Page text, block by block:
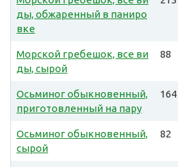
ды, обжаренный в паниро
вке
Морской гребешок, все ви
ды, сырой
88
Осьминог обыкновенный,
приготовленный на пару
164
Осьминог обыкновенный,
сырой
82